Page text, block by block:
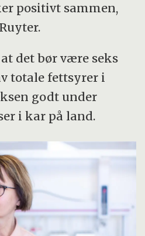
positivt sammen,
det bør være seks
totale fettsyrer i
godt under
i kar på land.